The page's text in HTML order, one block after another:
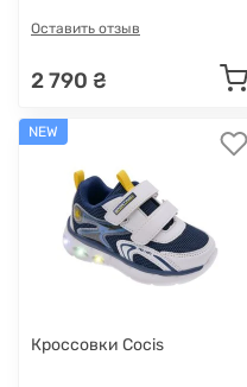
Оставить отзыв
2 790 ₴
NEW
Кроссовки Cocis